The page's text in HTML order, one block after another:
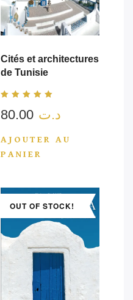
Cités et architectures
de Tunisie
5.00
sur 5
د.ت 80.00
AJOUTER AU
PANIER
OUT OF STOCK!